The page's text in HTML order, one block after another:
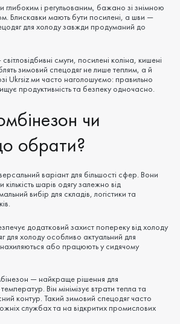
і регульованим, бажано зі знімною
Блискавки мають бути посилені, а шви —
для холоду завжди продуманий до
смуги, посилені коліна, кишені
зимовий спецодяг не лише теплим, а й
Ukrsiz ми часто наголошуємо: правильно
продуктивність та безпеку одночасно.
чи
обрати?
варіант для більшості сфер. Вони
шарів одягу залежно від
вибір для складів, логістики та
додатковий захист попереку від холоду
для холоду особливо актуальний для
нахиляються або працюють у сидячому
— найкраще рішення для
Він мінімізує втрати тепла та
контур. Такий зимовий спецодяг часто
службах та на відкритих промислових